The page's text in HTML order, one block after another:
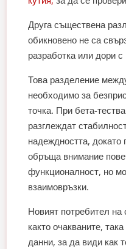
Друга съществена
обикновено не са
разработка или дори с
Това разделение
необходимо за
точка. При бета-
разглеждат
надеждността, докато
обръща внимание
функционалност, но
взаимовръзки.
Новият потребител
както очакваните,
данни, за да види как